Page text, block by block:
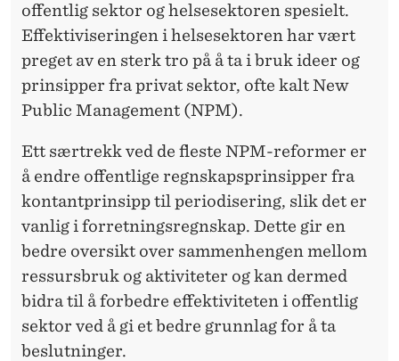
offentlig sektor og helsesektoren spesielt.
Effektiviseringen i helsesektoren har vært
preget av en sterk tro på å ta i bruk ideer og
prinsipper fra privat sektor, ofte kalt New
Public Management (NPM).
Ett særtrekk ved de fleste NPM-reformer er
å endre offentlige regnskapsprinsipper fra
kontantprinsipp til periodisering, slik det er
vanlig i forretningsregnskap. Dette gir en
bedre oversikt over sammenhengen mellom
ressursbruk og aktiviteter og kan dermed
bidra til å forbedre effektiviteten i offentlig
sektor ved å gi et bedre grunnlag for å ta
beslutninger.